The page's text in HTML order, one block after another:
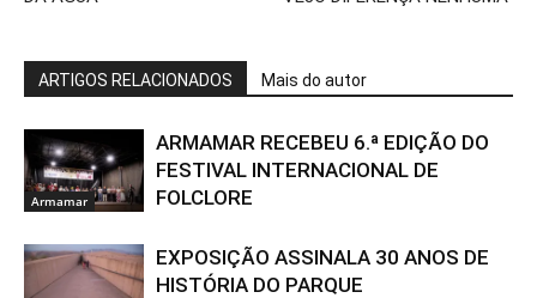
ARTIGOS RELACIONADOS Mais do autor
Armamar
ARMAMAR RECEBEU 6.ª EDIÇÃO DO
FESTIVAL INTERNACIONAL DE
FOLCLORE
EXPOSIÇÃO ASSINALA 30 ANOS DE
HISTÓRIA DO PARQUE